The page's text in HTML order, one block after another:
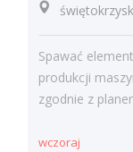
Spawać
produkcji
zgodnie z
wczoraj